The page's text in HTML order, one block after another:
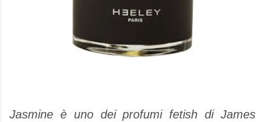
Jasmine è uno dei profumi fetish di James